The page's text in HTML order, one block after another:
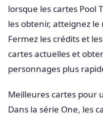
lorsque les cartes Pool
les obtenir, atteignez
Fermez les crédits et
cartes actuelles et
personnages plus
Meilleures cartes pour
Dans la série One, les